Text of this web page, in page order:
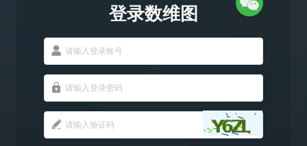
登录数维图